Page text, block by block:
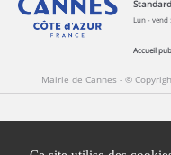
Lun - vend
Accueil
Mairie de Cannes - ©